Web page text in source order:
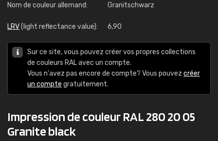
Nom de couleur allemand:
Granitschwarz
LRV(light reflectance value): 6,90
Sur ce site, vous pouvez créer vos propres collections
de couleurs RAL avec un compte.
Vous n'avez pas encore de compte? Vous pouvez créer
un compte gratuitement.
Impression de couleur RAL 280 20 05
Granite black